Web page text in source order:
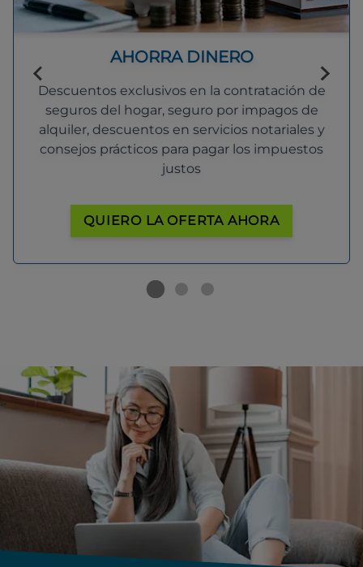
AHORRA DINERO
Descuentos exclusivos en la contratación de
seguros del hogar, seguro por impagos de
alquiler, descuentos en servicios notariales y
consejos prácticos para pagar los impuestos
justos
QUIERO LA OFERTA AHORA